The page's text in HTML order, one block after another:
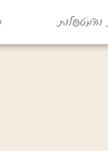
והמטפלות